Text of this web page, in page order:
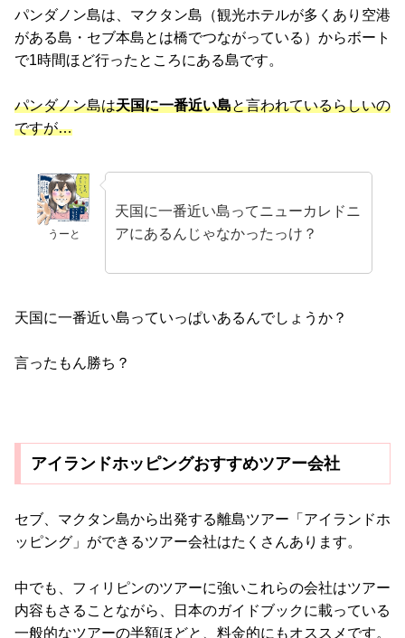
パンダノン島は、マクタン島（観光ホテルが多くあり空港
がある島・セブ本島とは橋でつながっている）からボート
で1時間ほど行ったところにある島です。
パンダノン島は天国に一番近い島と言われているらしいの
ですが…
うーと
天国に一番近い島ってニューカレドニ
アにあるんじゃなかったっけ？
天国に一番近い島っていっぱいあるんでしょうか？
言ったもん勝ち？
アイランドホッピングおすすめツアー会社
セブ、マクタン島から出発する離島ツアー「アイランドホ
ッピング」ができるツアー会社はたくさんあります。
中でも、フィリピンのツアーに強いこれらの会社はツアー
内容もさることながら、日本のガイドブックに載っている
一般的なツアーの半額ほどと、料金的にもオススメです。